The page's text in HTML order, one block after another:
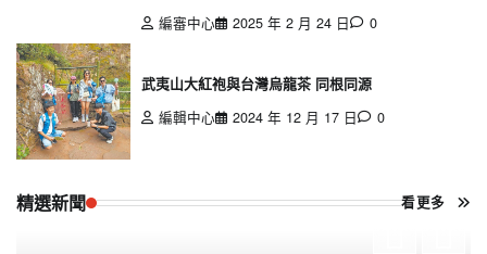
編審中心
2025 年 2 月 24 日 0
武夷山大紅袍與台灣烏龍茶 同根同源
編輯中心
2024 年 12 月 17 日 0
精選新聞 看更多